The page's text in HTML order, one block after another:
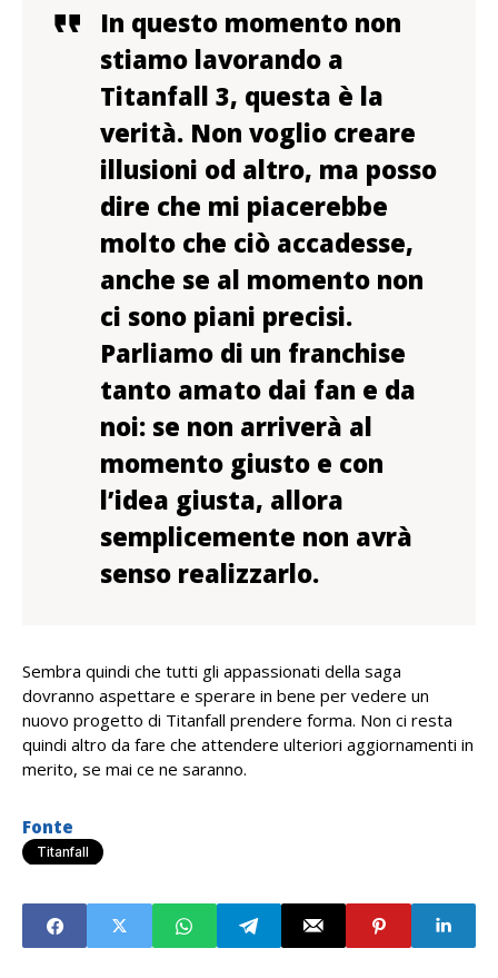
In questo momento non
stiamo lavorando a
Titanfall 3, questa è la
verità. Non voglio creare
illusioni od altro, ma posso
dire che mi piacerebbe
molto che ciò accadesse,
anche se al momento non
ci sono piani precisi.
Parliamo di un franchise
tanto amato dai fan e da
noi: se non arriverà al
momento giusto e con
l’idea giusta, allora
semplicemente non avrà
senso realizzarlo.
Sembra quindi che tutti gli appassionati della saga
dovranno aspettare e sperare in bene per vedere un
nuovo progetto di Titanfall prendere forma. Non ci resta
quindi altro da fare che attendere ulteriori aggiornamenti in
merito, se mai ce ne saranno.
Fonte
Titanfall